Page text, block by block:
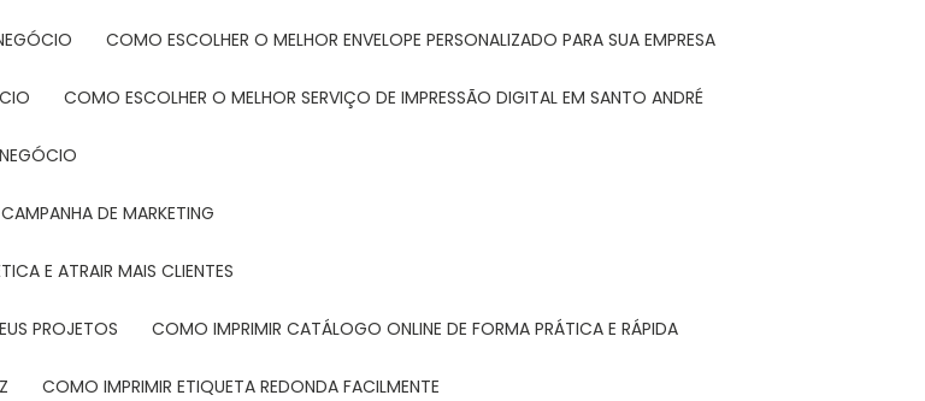
COMO ESCOLHER O MELHOR ENVELOPE PERSONALIZADO PARA SUA EMPRESA
COMO ESCOLHER O MELHOR SERVIÇO DE IMPRESSÃO DIGITAL EM SANTO ANDRÉ
DE MARKETING
E ATRAIR MAIS CLIENTES
PROJETOS COMO IMPRIMIR CATÁLOGO ONLINE DE FORMA PRÁTICA E RÁPIDA
COMO IMPRIMIR ETIQUETA REDONDA FACILMENTE